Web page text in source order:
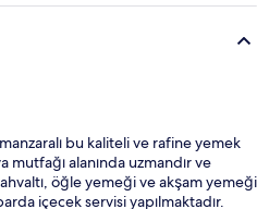
bu kaliteli ve rafine yemek
alanında uzmandır ve
öğle yemeği ve akşam yemeği
içecek servisi yapılmaktadır.